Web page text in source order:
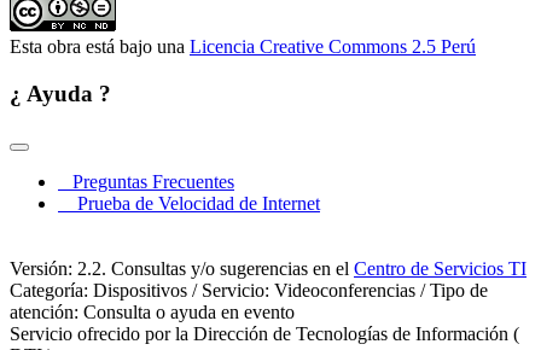
Esta obra está bajo una Licencia Creative Commons 2.5 Perú
¿ Ayuda ?
Preguntas Frecuentes
Prueba de Velocidad de Internet
Versión: 2.2. Consultas y/o sugerencias en el Centro de Servicios TI
Categoría: Dispositivos / Servicio: Videoconferencias / Tipo de
atención: Consulta o ayuda en evento
Servicio ofrecido por la Dirección de Tecnologías de Información (